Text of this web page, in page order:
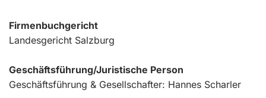
Firmenbuchgericht
Landesgericht Salzburg
Geschäftsführung/Juristische Person
Geschäftsführung & Gesellschafter: Hannes Scharler